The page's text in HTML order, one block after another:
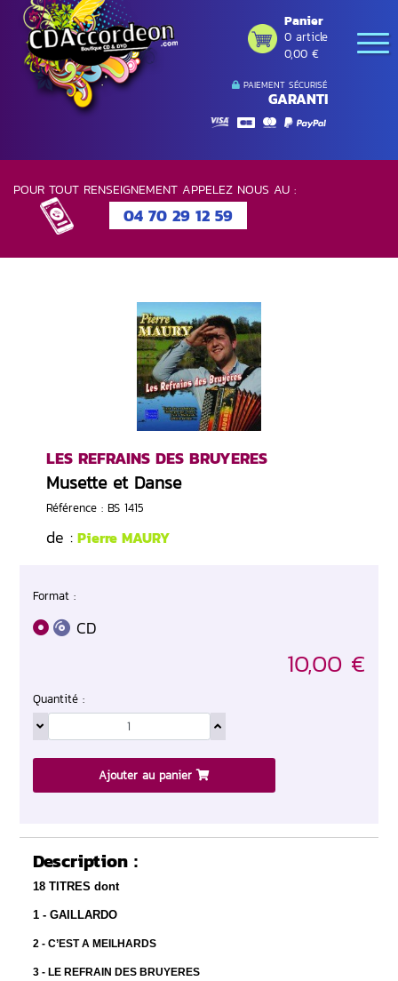
PAIEMENT SÉCURISÉ
GARANTI
Panier
0 article
0,00 €
POUR TOUT RENSEIGNEMENT APPELEZ NOUS AU :
04 70 29 12 59
LES REFRAINS DES BRUYERES
Musette et Danse
Référence : BS 1415
de : Pierre MAURY
Format :
CD
10,00 €
Quantité :
Ajouter au panier
Description :
18 TITRES dont
1 - GAILLARDO
2 - C’EST A MEILHARDS
3 - LE REFRAIN DES BRUYERES